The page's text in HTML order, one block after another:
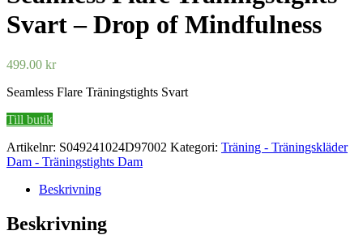
Svart – Drop of Mindfulness
499.00 kr
Seamless Flare Träningstights Svart
Till butik
Artikelnr: S049241024D97002 Kategori: Träning - Träningskläder
Dam - Träningstights Dam
Beskrivning
Beskrivning